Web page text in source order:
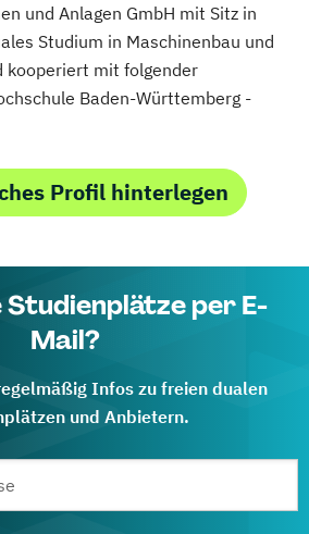
und Anlagen GmbH mit Sitz in
Studium in Maschinenbau und
kooperiert mit folgender
Baden-Württemberg -
Profil hinterlegen
Studienplätze per E-
Mail?
Infos zu freien dualen
und Anbietern.